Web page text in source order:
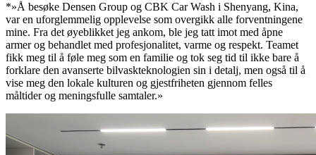
*»Å besøke Densen Group og CBK Car Wash i Shenyang, Kina,
var en uforglemmelig opplevelse som overgikk alle forventningene
mine. Fra det øyeblikket jeg ankom, ble jeg tatt imot med åpne
armer og behandlet med profesjonalitet, varme og respekt. Teamet
fikk meg til å føle meg som en familie og tok seg tid til ikke bare å
forklare den avanserte bilvaskteknologien sin i detalj, men også til å
vise meg den lokale kulturen og gjestfriheten gjennom felles
måltider og meningsfulle samtaler.»